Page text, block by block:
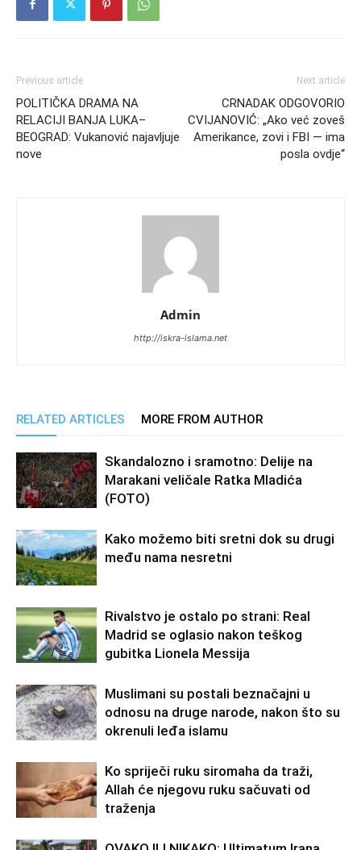
Previous article
POLITIČKA DRAMA NA
RELACIJI BANJA LUKA–
BEOGRAD: Vukanović najavljuje
nove
Next article
CRNADAK ODGOVORIO
CVIJANOVIĆ: „Ako već zoveš
Amerikance, zovi i FBI — ima
posla ovdje“
Admin
http://iskra-islama.net
RELATED ARTICLES MORE FROM AUTHOR
Skandalozno i sramotno: Delije na
Marakani veličale Ratka Mladića
(FOTO)
Kako možemo biti sretni dok su drugi
među nama nesretni
Rivalstvo je ostalo po strani: Real
Madrid se oglasio nakon teškog
gubitka Lionela Messija
Muslimani su postali beznačajni u
odnosu na druge narode, nakon što su
okrenuli leđa islamu
Ko spriječi ruku siromaha da traži,
Allah će njegovu ruku sačuvati od
traženja